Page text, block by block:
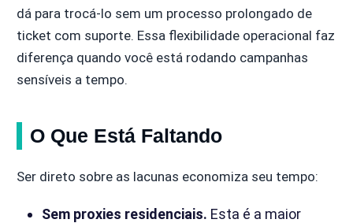
dá para trocá-lo sem um processo prolongado de
ticket com suporte. Essa flexibilidade operacional faz
diferença quando você está rodando campanhas
sensíveis a tempo.
O Que Está Faltando
Ser direto sobre as lacunas economiza seu tempo:
Sem proxies residenciais. Esta é a maior